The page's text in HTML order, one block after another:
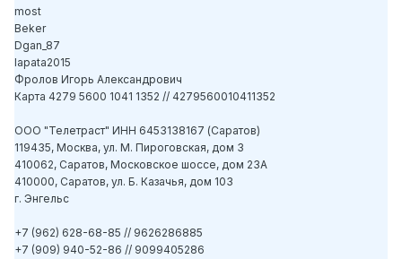
most
Beker
Dgan_87
lapata2015
Фролов Игорь Александрович
Карта 4279 5600 1041 1352 // 4279560010411352
ООО "Телетраст" ИНН 6453138167 (Саратов)
119435, Москва, ул. М. Пироговская, дом 3
410062, Саратов, Московское шоссе, дом 23А
410000, Саратов, ул. Б. Казачья, дом 103
г. Энгельс
+7 (962) 628-68-85 // 9626286885
+7 (909) 940-52-86 // 9099405286